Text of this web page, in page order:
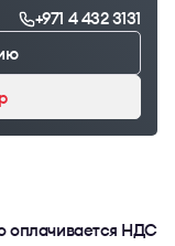
+971 4 432 3131
оплачивается НДС